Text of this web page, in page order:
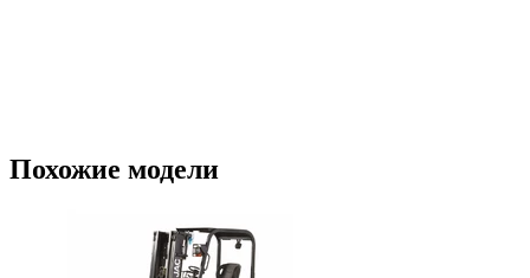
Похожие модели